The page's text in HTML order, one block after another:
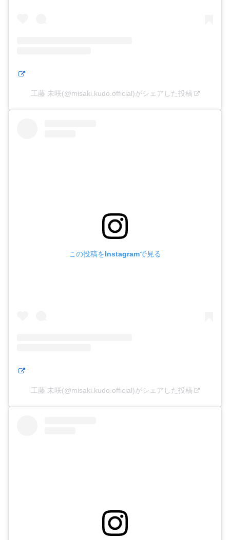
工藤 未咲(@misaki.kudo.official)がシェアした投稿
この投稿をInstagramで見る
工藤 未咲(@misaki.kudo.official)がシェアした投稿